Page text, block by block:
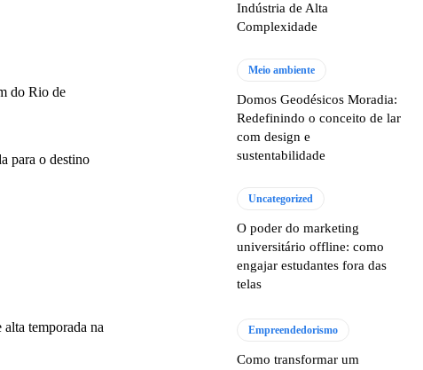
do Rio de
para o destino
temporada na
Indústria de Alta
Complexidade
Meio ambiente
Domos Geodésicos Moradia:
Redefinindo o conceito de lar
com design e
sustentabilidade
Uncategorized
O poder do marketing
universitário offline: como
engajar estudantes fora das
telas
Empreendedorismo
Como transformar um